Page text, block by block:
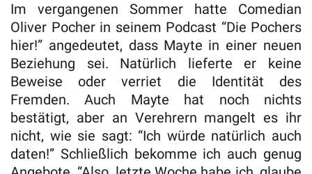
Im vergangenen Sommer hatte Comedian
Oliver Pocher in seinem Podcast “Die Pochers
hier!” angedeutet, dass Mayte in einer neuen
Beziehung sei. Natürlich lieferte er keine
Beweise oder verriet die Identität des
Fremden. Auch Mayte hat noch nichts
bestätigt, aber an Verehrern mangelt es ihr
nicht, wie sie sagt: “Ich würde natürlich auch
daten!” Schließlich bekomme ich auch genug